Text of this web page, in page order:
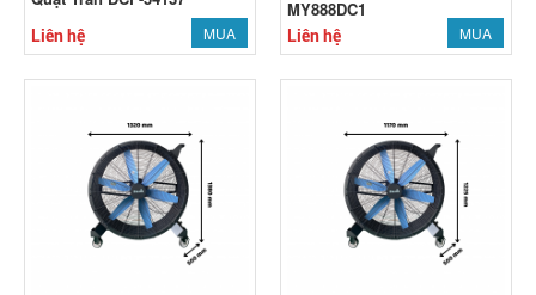
Liên hệ MUA
MY888DC1
Liên hệ MUA